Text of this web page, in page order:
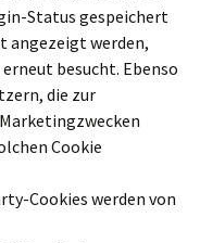
Status gespeichert
angezeigt werden,
besucht. Ebenso
die zur
Cookie
Cookies werden von